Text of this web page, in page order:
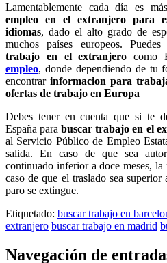
Lamentablemente cada día es
empleo en el extranjero para
idiomas, dado el alto grado de
muchos países europeos.
trabajo en el extranjero como
empleo, donde dependiendo de tu
encontrar informacion para
ofertas de trabajo en Europa
Debes tener en cuenta que si te
España para buscar trabajo en el
al Servicio Público de Empleo
salida. En caso de que sea
continuado inferior a doce meses, la
caso de que el traslado sea superior
paro se extingue.
Etiquetado: buscar trabajo en
extranjero buscar trabajo en madrid
Navegación de